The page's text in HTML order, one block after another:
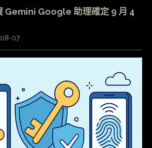
Gemini Google 助理確定 9 月 4
07